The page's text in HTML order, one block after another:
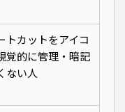
トカットをアイコ
覚的に管理・暗記
ない人